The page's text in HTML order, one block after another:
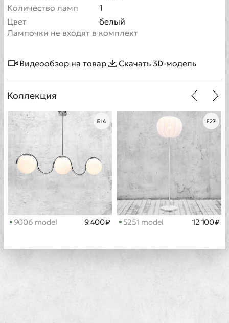
Количество ламп
1
Цвет
белый
Лампочки не входят в комплект
Видеообзор на товар Скачать 3D-модель
Коллекция
9006 model 9 400 ₽ 5251 model 12 100 ₽